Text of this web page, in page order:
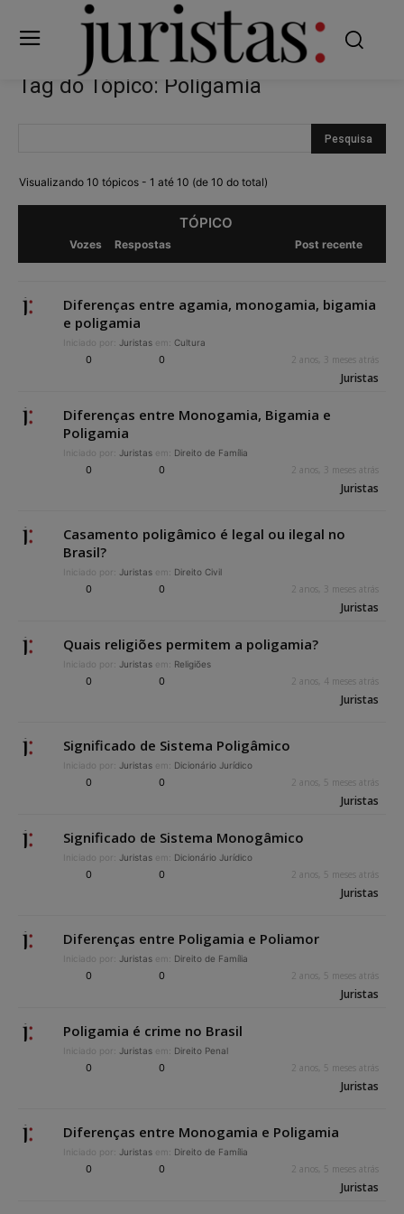
Tag do Tópico: Poligamia
Visualizando 10 tópicos - 1 até 10 (de 10 do total)
TÓPICO
Vozes Respostas Post recente
Diferenças entre agamia, monogamia, bigamia
e poligamia
Iniciado por: Juristas em: Cultura
0 0 2 anos, 3 meses atrás
Juristas
Diferenças entre Monogamia, Bigamia e
Poligamia
Iniciado por: Juristas em: Direito de Família
0 0 2 anos, 3 meses atrás
Juristas
Casamento poligâmico é legal ou ilegal no
Brasil?
Iniciado por: Juristas em: Direito Civil
0 0 2 anos, 3 meses atrás
Juristas
Quais religiões permitem a poligamia?
Iniciado por: Juristas em: Religiões
0 0 2 anos, 4 meses atrás
Juristas
Significado de Sistema Poligâmico
Iniciado por: Juristas em: Dicionário Jurídico
0 0 2 anos, 5 meses atrás
Juristas
Significado de Sistema Monogâmico
Iniciado por: Juristas em: Dicionário Jurídico
0 0 2 anos, 5 meses atrás
Juristas
Diferenças entre Poligamia e Poliamor
Iniciado por: Juristas em: Direito de Família
0 0 2 anos, 5 meses atrás
Juristas
Poligamia é crime no Brasil
Iniciado por: Juristas em: Direito Penal
0 0 2 anos, 5 meses atrás
Juristas
Diferenças entre Monogamia e Poligamia
Iniciado por: Juristas em: Direito de Família
0 0 2 anos, 5 meses atrás
Juristas